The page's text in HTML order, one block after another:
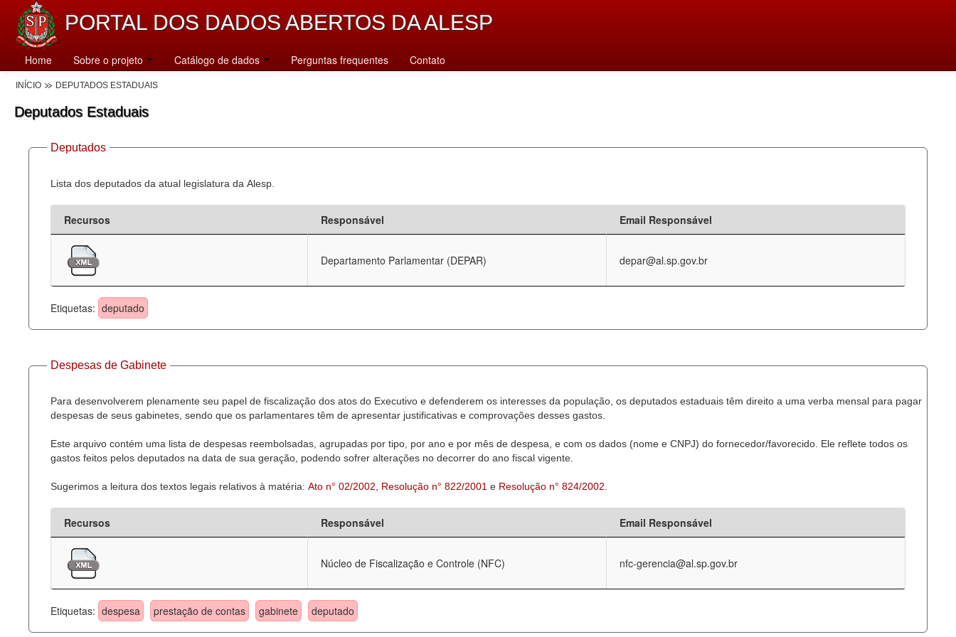
PORTAL DOS DADOS ABERTOS DA ALESP
Home Sobre o projeto Catálogo de dados Perguntas frequentes Contato
INÍCIO DEPUTADOS ESTADUAIS
Deputados Estaduais
Deputados
Lista dos deputados da atual legislatura da Alesp.
Recursos Responsável Email Responsável
Departamento Parlamentar (DEPAR) depar@al.sp.gov.br
Etiquetas: deputado
Despesas de Gabinete
Para desenvolverem plenamente seu papel de fiscalização dos atos do Executivo e defenderem os interesses da população, os deputados estaduais têm direito a uma verba mensal para pagar
despesas de seus gabinetes, sendo que os parlamentares têm de apresentar justificativas e comprovações desses gastos.
Este arquivo contém uma lista de despesas reembolsadas, agrupadas por tipo, por ano e por mês de despesa, e com os dados (nome e CNPJ) do fornecedor/favorecido. Ele reflete todos os
gastos feitos pelos deputados na data de sua geração, podendo sofrer alterações no decorrer do ano fiscal vigente.
Sugerimos a leitura dos textos legais relativos à matéria: Ato n° 02/2002 Resolução n° 822/2001 e Resolução n° 824/2002
Recursos Responsável Email Responsável
Núcleo de Fiscalização e Controle (NFC) nfc-gerencia@al.sp.gov.br
Etiquetas: despesa prestação de contas gabinete deputado